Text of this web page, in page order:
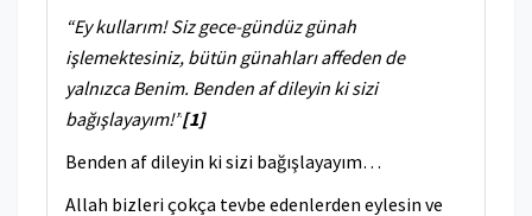
“Ey kullarım! Siz gece-gündüz günah
işlemektesiniz, bütün günahları affeden de
yalnızca Benim. Benden af dileyin ki sizi
bağışlayayım!”[1]
Benden af dileyin ki sizi bağışlayayım…
Allah bizleri çokça tevbe edenlerden eylesin ve